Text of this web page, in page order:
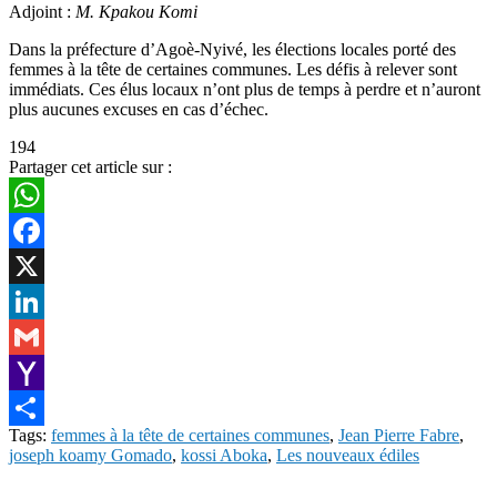
Adjoint : M. Kpakou Komi
Dans la préfecture d’Agoè-Nyivé, les élections locales porté des
femmes à la tête de certaines communes. Les défis à relever sont
immédiats. Ces élus locaux n’ont plus de temps à perdre et n’auront
plus aucunes excuses en cas d’échec.
194
Partager cet article sur :
WhatsApp
Facebook
X
LinkedIn
Gmail
Yahoo
Mail
Share
Tags: femmes à la tête de certaines communes, Jean Pierre Fabre,
joseph koamy Gomado, kossi Aboka, Les nouveaux édiles